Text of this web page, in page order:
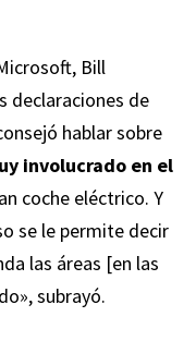
Bill
declaraciones de
hablar sobre
involucrado en el
coche eléctrico. Y
se le permite decir
las áreas [en las
subrayó.